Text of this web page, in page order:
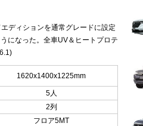
ディションを通常グレードに設定
になった。全車UV＆ヒートプロテ
1620x1400x1225mm
5人
2列
フロア5MT